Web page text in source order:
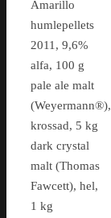
Amarillo
humlepellets
2011, 9,6%
alfa, 100 g
pale ale malt
(Weyermann®),
krossad, 5 kg
dark crystal
malt (Thomas
Fawcett), hel,
1 kg